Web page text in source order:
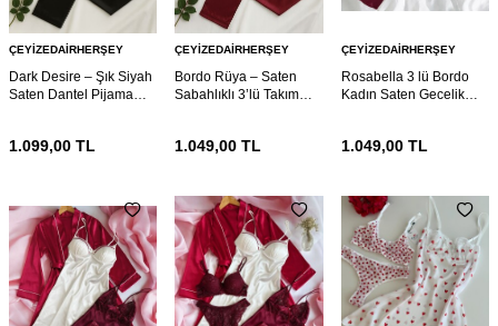
ÇEYIZEDAIRHERŞEY
Dark Desire – Şık Siyah
Saten Dantel Pijama
1.099,00 TL
ÇEYIZEDAIRHERŞEY
Bordo Rüya – Saten
Sabahlıklı 3’lü Takım
1.049,00 TL
ÇEYIZEDAIRHERŞEY
Rosabella 3 lü Bordo
Kadın Saten Gecelik
1.049,00TL